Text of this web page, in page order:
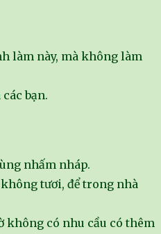
làm này, mà không làm
bạn.
nhấm nháp.
tươi, để trong nhà
không có nhu cầu có thêm